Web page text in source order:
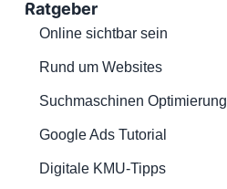
Ratgeber
Online sichtbar sein
Rund um Websites
Suchmaschinen Optimierung
Google Ads Tutorial
Digitale KMU-Tipps